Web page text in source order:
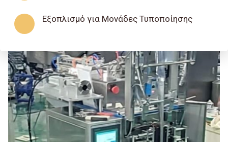
Εξοπλισμό για Μονάδες Τυποποίησης